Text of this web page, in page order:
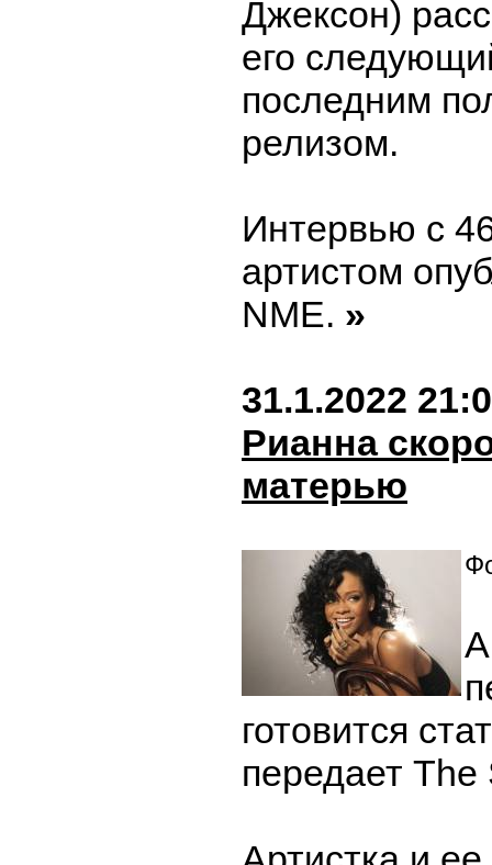
Джексон)
его
последним
релизом.
Интервью с
артистом
NME. »
31.1.2022
Рианна
матерью
готовится
передает The